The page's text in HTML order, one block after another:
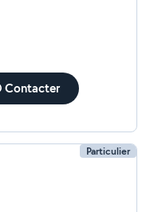
Contacter
Particulier